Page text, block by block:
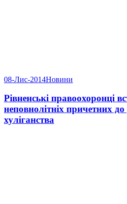
08-Лис-2014Новини
Рівненські правоохоронці
неповнолітніх причетних
хуліганства